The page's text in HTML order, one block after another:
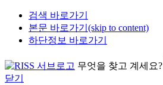
검색 바로가기
본문 바로가기(skip to content)
하단정보 바로가기
무엇을 찾고 계세요?
닫기